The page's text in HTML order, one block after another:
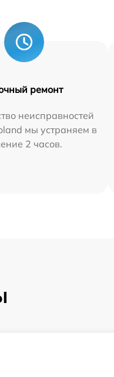
ремонт
неисправностей
мы устраняем в
2 часов.